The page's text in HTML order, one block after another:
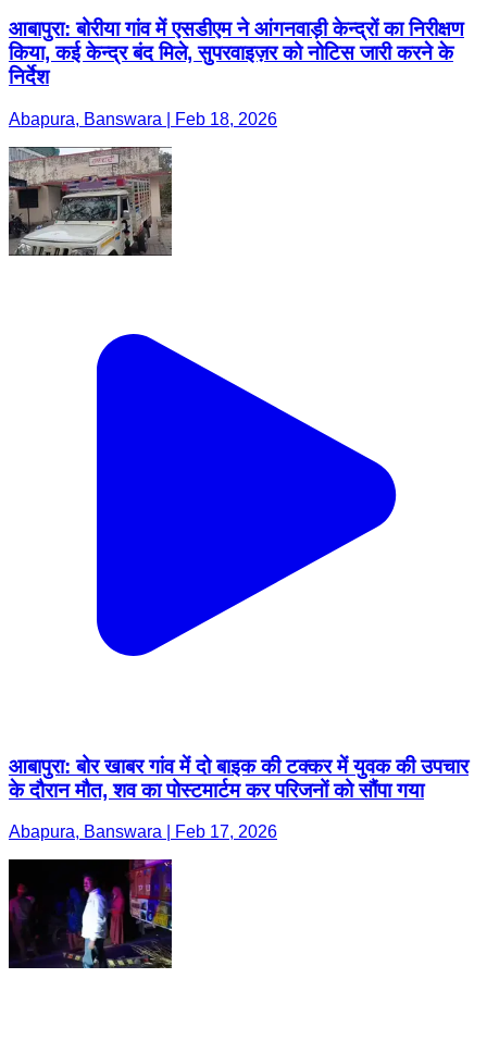
आबापुरा: बोरीया गांव में एसडीएम ने आंगनवाड़ी केन्द्रों का निरीक्षण
किया, कई केन्द्र बंद मिले, सुपरवाइज़र को नोटिस जारी करने के
निर्देश
Abapura, Banswara | Feb 18, 2026
आबापुरा: बोर खाबर गांव में दो बाइक की टक्कर में युवक की उपचार
के दौरान मौत, शव का पोस्टमार्टम कर परिजनों को सौंपा गया
Abapura, Banswara | Feb 17, 2026